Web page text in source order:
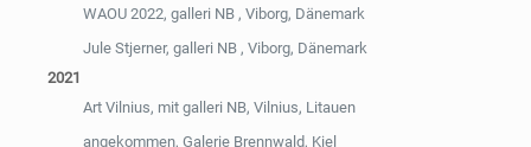
WAOU 2022, galleri NB , Viborg, Dänemark
Jule Stjerner, galleri NB , Viborg, Dänemark
2021
Art Vilnius, mit galleri NB, Vilnius, Litauen
angekommen, Galerie Brennwald, Kiel